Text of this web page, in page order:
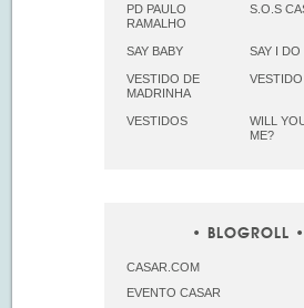
PD PAULO
RAMALHO
S.O.S
SAY BABY SAY I DO
VESTIDO DE
MADRINHA
VESTIDOS
WILL
ME?
BLOGROLL
CASAR.COM
EVENTO CASAR